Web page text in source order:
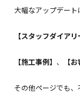
大幅なアップデート
【スタッフダイアリ
【施工事例】 、 【
その他ページでも、